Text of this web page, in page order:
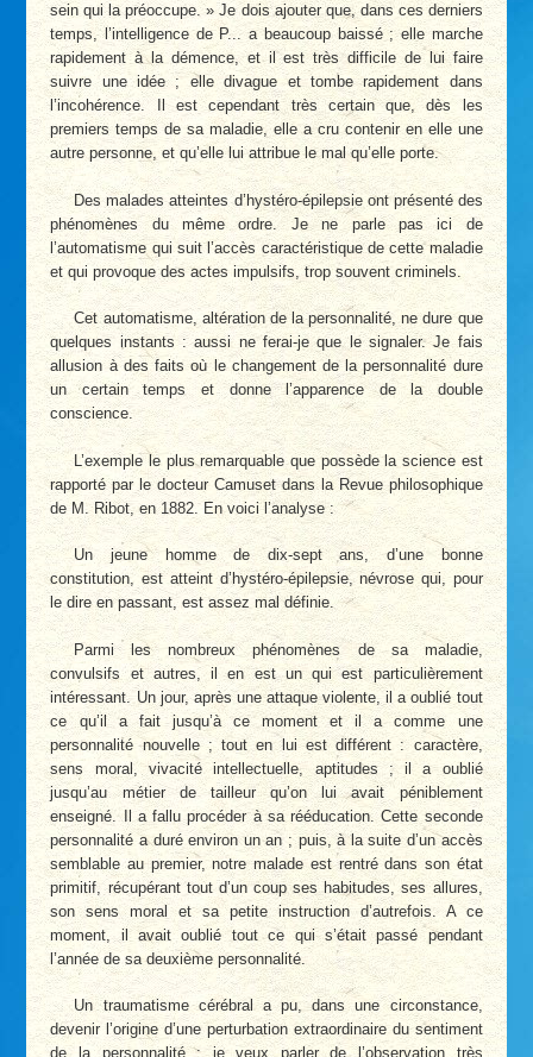
sein qui la préoccupe. » Je dois ajouter que, dans ces derniers
temps, l’intelligence de P... a beaucoup baissé ; elle marche
rapidement à la démence, et il est très difficile de lui faire
suivre une idée ; elle divague et tombe rapidement dans
l’incohérence. Il est cependant très certain que, dès les
premiers temps de sa maladie, elle a cru contenir en elle une
autre personne, et qu’elle lui attribue le mal qu’elle porte.
Des malades atteintes d’hystéro-épilepsie ont présenté des
phénomènes du même ordre. Je ne parle pas ici de
l’automatisme qui suit l’accès caractéristique de cette maladie
et qui provoque des actes impulsifs, trop souvent criminels.
Cet automatisme, altération de la personnalité, ne dure que
quelques instants : aussi ne ferai-je que le signaler. Je fais
allusion à des faits où le changement de la personnalité dure
un certain temps et donne l’apparence de la double
conscience.
L’exemple le plus remarquable que possède la science est
rapporté par le docteur Camuset dans la Revue philosophique
de M. Ribot, en 1882. En voici l’analyse :
Un jeune homme de dix-sept ans, d’une bonne
constitution, est atteint d’hystéro-épilepsie, névrose qui, pour
le dire en passant, est assez mal définie.
Parmi les nombreux phénomènes de sa maladie,
convulsifs et autres, il en est un qui est particulièrement
intéressant. Un jour, après une attaque violente, il a oublié tout
ce qu’il a fait jusqu’à ce moment et il a comme une
personnalité nouvelle ; tout en lui est différent : caractère,
sens moral, vivacité intellectuelle, aptitudes ; il a oublié
jusqu’au métier de tailleur qu’on lui avait péniblement
enseigné. Il a fallu procéder à sa rééducation. Cette seconde
personnalité a duré environ un an ; puis, à la suite d’un accès
semblable au premier, notre malade est rentré dans son état
primitif, récupérant tout d’un coup ses habitudes, ses allures,
son sens moral et sa petite instruction d’autrefois. A ce
moment, il avait oublié tout ce qui s’était passé pendant
l’année de sa deuxième personnalité.
Un traumatisme cérébral a pu, dans une circonstance,
devenir l’origine d’une perturbation extraordinaire du sentiment
de la personnalité ; je veux parler de l’observation très